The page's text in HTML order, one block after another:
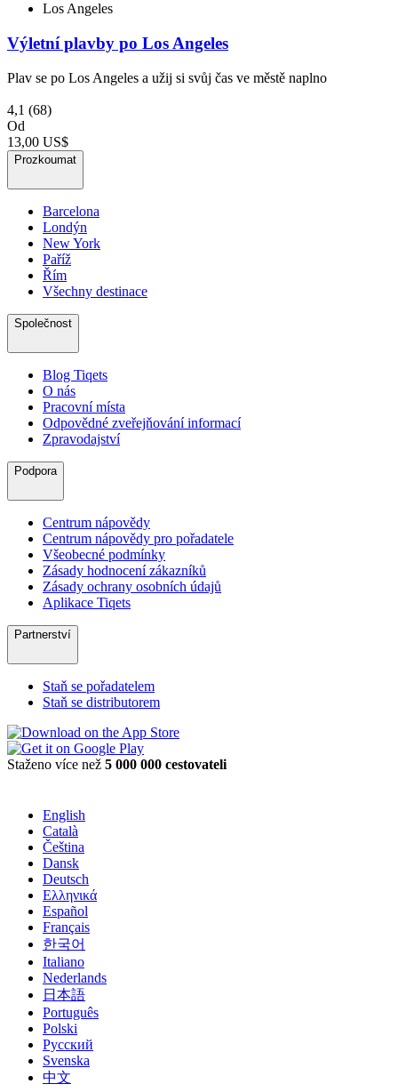
Los Angeles
Výletní plavby po Los Angeles
Plav se po Los Angeles a užij si svůj čas ve městě naplno
4,1 (68)
Od
13,00 US$
Prozkoumat
Barcelona
Londýn
New York
Paříž
Řím
Všechny destinace
Společnost
Blog Tiqets
O nás
Pracovní místa
Odpovědné zveřejňování informací
Zpravodajství
Podpora
Centrum nápovědy
Centrum nápovědy pro pořadatele
Všeobecné podmínky
Zásady hodnocení zákazníků
Zásady ochrany osobních údajů
Aplikace Tiqets
Partnerství
Staň se pořadatelem
Staň se distributorem
Staženo více než 5 000 000 cestovateli
English
Català
Čeština
Dansk
Deutsch
Ελληνικά
Español
Français
한국어
Italiano
Nederlands
日本語
Português
Polski
Русский
Svenska
中文